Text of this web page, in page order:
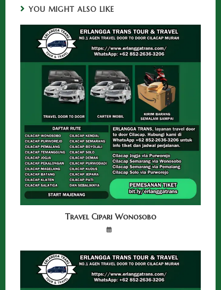
YOU MIGHT ALSO LIKE
Travel Cipari Wonosobo